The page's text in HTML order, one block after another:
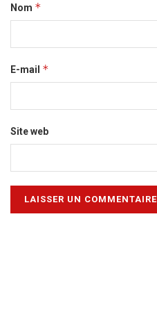
Nom *
E-mail *
Site web